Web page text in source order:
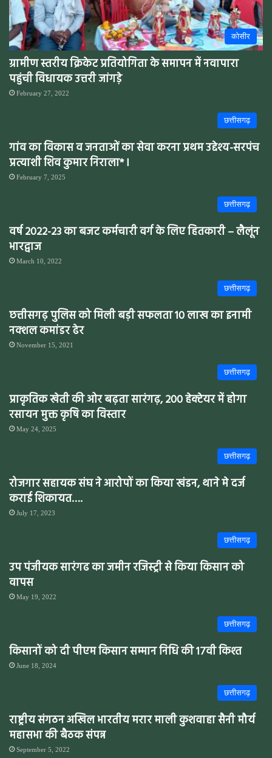
कोसीर
ग्रामीण स्तरीय क्रिकेट प्रतियोगिता के समापन में नवापारा
पहुंची विधायक उत्तरी जांगड़े
February 27, 2022
छत्तीसगढ़
गांव का विकास व जनताओं का सेवा करना प्रथम उद्देश्य-सरपंच
प्रत्याशी शिव कुमार निराला* l
February 7, 2025
छत्तीसगढ़
वर्ष 2022-23 का बजट कर्मचारी वर्ग के लिए हितकारी – लैलूंन
भारद्वाज
March 10, 2022
छत्तीसगढ़
छत्तीसगढ़ पुलिस को मिली बड़ी सफलता 10 लाख का इनामी
नक्शल कमांडर ढेर
November 15, 2021
छत्तीसगढ़
प्राकृतिक खेती की ओर बढ़ता सारंगढ़, 200 हेक्टेयर में होगा
रसायन मुक्त कृषि का विस्तार
May 24, 2025
छत्तीसगढ़
रोजगार सहायक संघ ने आरोपों का किया खंडन, थाने मे दर्ज
कराई शिकायत….
July 17, 2023
छत्तीसगढ़
उप पंजीयक सारंगढ का जमीन रजिस्ट्री से किया किसान को
वापस
May 19, 2022
छत्तीसगढ़
किसानों को दी पीएम किसान सम्मान निधि की 17वी किश्त
June 18, 2024
छत्तीसगढ़
राष्ट्रीय संगठन अखिल भारतीय मरार माली कुशवाहा सैनी मौर्य
महासभा की बैठक संपन्न
September 5, 2022